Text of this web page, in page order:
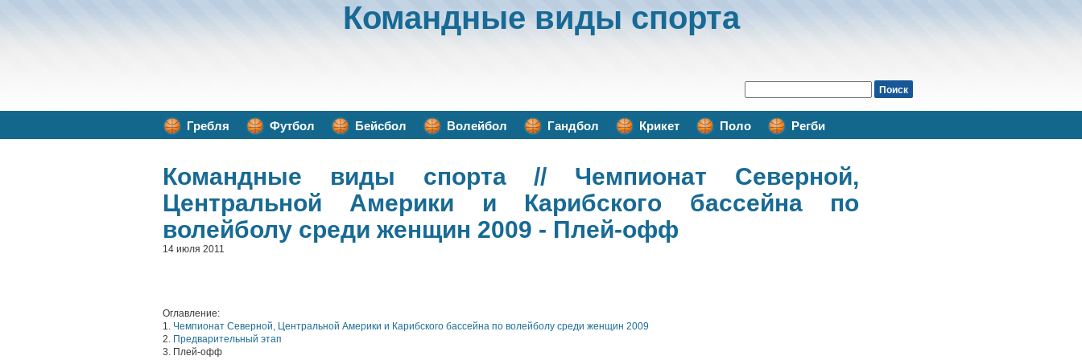
Командные виды спорта
Гребля Футбол Бейсбол Волейбол Гандбол Крикет Поло Регби
Командные виды спорта// Чемпионат Северной,
Центральной Америки и Карибского бассейна по
волейболу среди женщин 2009 - Плей-офф
14 июля 2011
Оглавление:
1. Чемпионат Северной, Центральной Америки и Карибского бассейна по волейболу среди женщин 2009
2. Предварительный этап
3. Плей-офф